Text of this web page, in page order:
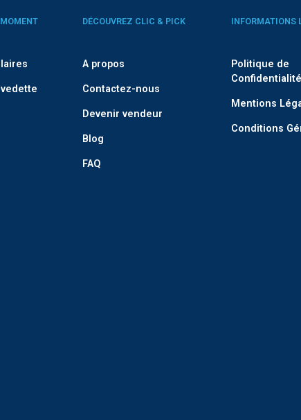
DÉCOUVREZ CLIC & PICK
A propos
Contactez-nous
Devenir vendeur
Blog
FAQ
INFORMATIONS
Politique de
Confidentialité
Mentions
Conditions